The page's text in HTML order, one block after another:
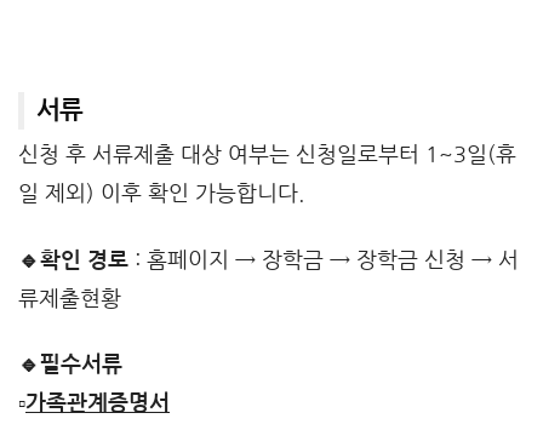
서류
신청 후 서류제출 대상 여부는 신청일로부터 1~3일(휴
일 제외) 이후 확인 가능합니다.
🔹확인 경로 : 홈페이지 → 장학금 → 장학금 신청 → 서
류제출현황
🔹필수서류
▫️가족관계증명서